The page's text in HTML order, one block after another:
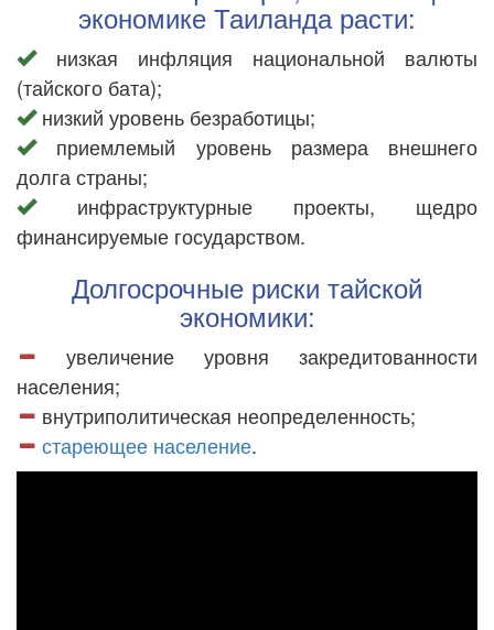
экономике Таиланда расти:
низкая инфляция национальной валюты
(тайского бата);
низкий уровень безработицы;
приемлемый уровень размера внешнего
долга страны;
инфраструктурные проекты, щедро
финансируемые государством.
Долгосрочные риски тайской
экономики:
увеличение уровня закредитованности
населения;
внутриполитическая неопределенность;
стареющее население.